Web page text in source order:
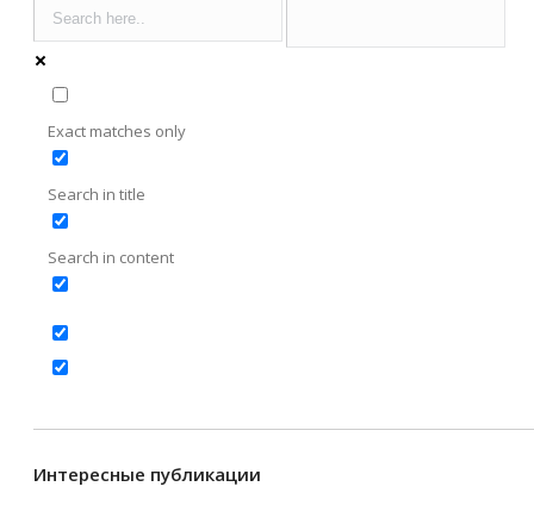
Exact matches only
Search in title
Search in content
Интересные публикации